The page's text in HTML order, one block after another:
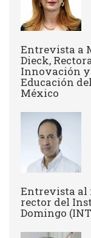
Entrevista a
Dieck,
Innovación y
Educación
México
Entrevista al
rector del
Domingo